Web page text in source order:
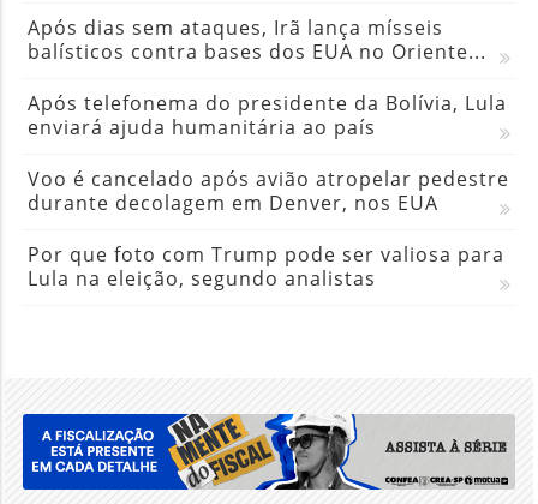
Após dias sem ataques, Irã lança mísseis
balísticos contra bases dos EUA no Oriente...
Após telefonema do presidente da Bolívia, Lula
enviará ajuda humanitária ao país
Voo é cancelado após avião atropelar pedestre
durante decolagem em Denver, nos EUA
Por que foto com Trump pode ser valiosa para
Lula na eleição, segundo analistas